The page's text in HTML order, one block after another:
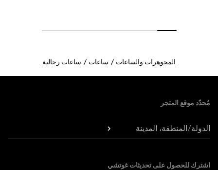
المجوهرات والساعات ساعات ساعات رجالية
مُحدّد موقع المتجر
الدولة/المنطقة، المدينة
اشترك للحصول على تحديثات غوتشي